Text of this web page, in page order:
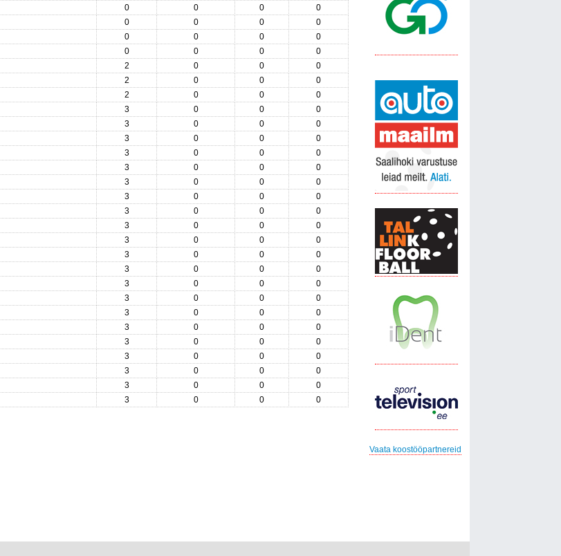
0 0 0
0
0 0 0
0
0 0 0
0
0 0 0
0
2 0 0
0
2 0 0
0
2 0 0
0
3 0 0
0
3 0 0
0
3 0 0
0
3 0 0
0
3 0 0
0
3 0 0
0
3 0 0
0
3 0 0
0
3 0 0
0
3 0 0
0
3 0 0
0
3 0 0
0
3 0 0
0
3 0 0
0
3 0 0
0
3 0 0
0
3 0 0
0
3 0 0
0
3 0 0
0
3 0 0
0
3 0 0 0
Vaata koostööpartnereid